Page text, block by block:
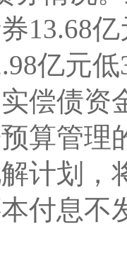
13.68
亿元
偿债资
算管理
计划，
付息不